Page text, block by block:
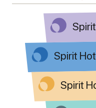
Spirit
Spirit